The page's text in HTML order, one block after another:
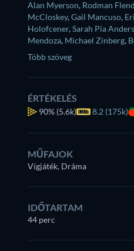
Alan Myerson, Rodman
McCloskey,Gail Mancuso,
Holofcener,Sarah Pia
Mendoza, Michael Zinberg,
Több szöveg
ÉRTÉKELÉS
90% (5.6k) 8.2 (175k)
MŰFAJOK
Vígjáték, Dráma
IDŐTARTAM
44 perc